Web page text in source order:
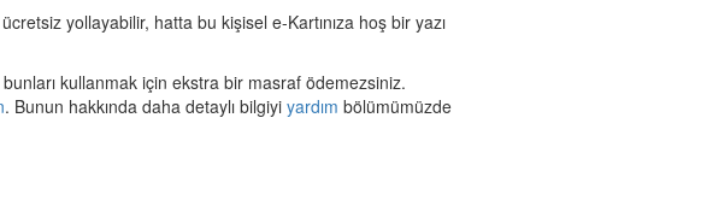
yollayabilir, hatta bu kişisel e-Kartınıza hoş bir yazı
kullanmak için ekstra bir masraf ödemezsiniz.
. Bunun hakkında daha detaylı bilgiyi yardım bölümümüzde